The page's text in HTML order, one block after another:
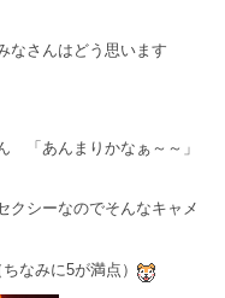
なさんはどう思います
「あんまりかなぁ～～」
クシーなのでそんなキャメ
なみに5が満点）